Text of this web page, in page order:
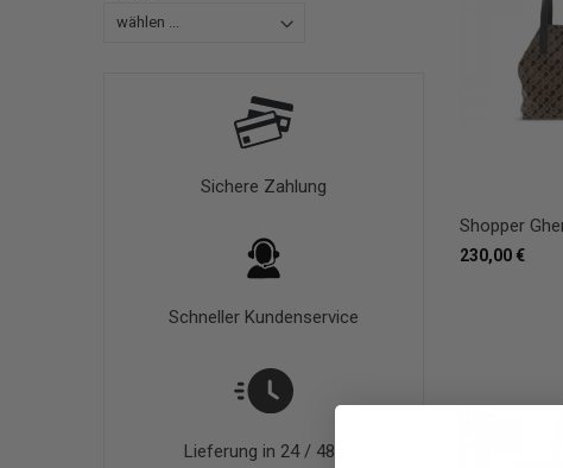
Sichere Zahlung
Schneller Kundenservice
Lieferung in 24 / 48h
Shopper
230,00 €